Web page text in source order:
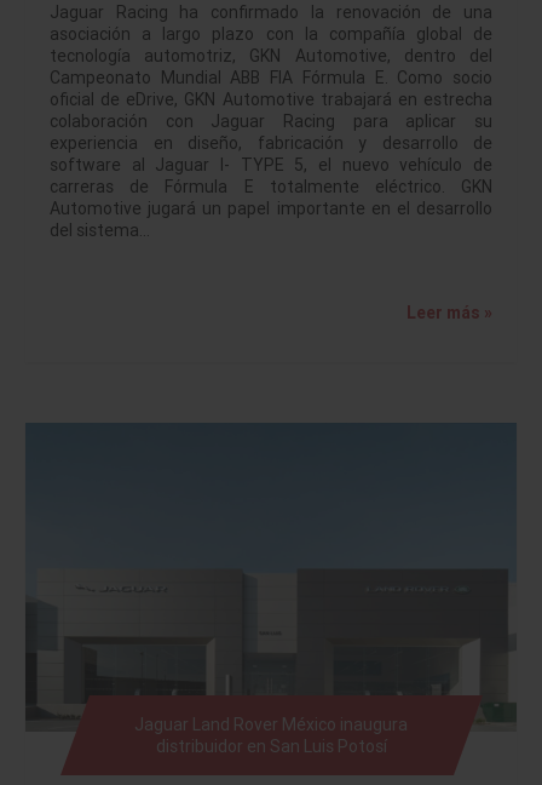
Jaguar Racing ha confirmado la renovación de una
asociación a largo plazo con la compañía global de
tecnología automotriz, GKN Automotive, dentro del
Campeonato Mundial ABB FIA Fórmula E. Como socio
oficial de eDrive, GKN Automotive trabajará en estrecha
colaboración con Jaguar Racing para aplicar su
experiencia en diseño, fabricación y desarrollo de
software al Jaguar I- TYPE 5, el nuevo vehículo de
carreras de Fórmula E totalmente eléctrico. GKN
Automotive jugará un papel importante en el desarrollo
del sistema…
Leer más »
Jaguar Land Rover México inaugura
distribuidor en San Luis Potosí